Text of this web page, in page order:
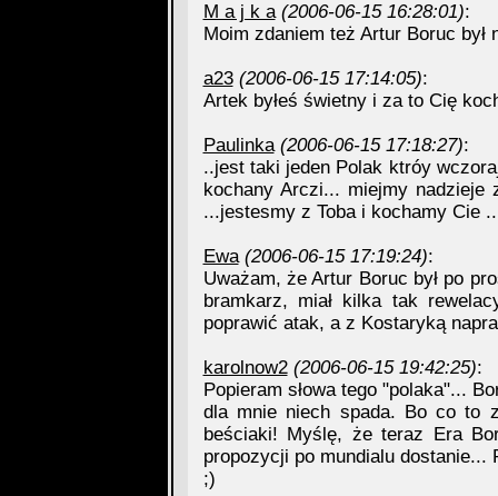
M a j k a (2006-06-15 16:28:01):
Moim zdaniem też Artur Boruc
a23 (2006-06-15 17:14:05):
Artek byłeś świetny i za to Cię
Paulinka (2006-06-15 17:18:27):
..jest taki jeden Polak ktróy
kochany Arczi... miejmy nadzieje
...jestesmy z Toba i kochamy Cie
Ewa (2006-06-15 17:19:24):
Uważam, że Artur Boruc był po
bramkarz, miał kilka tak
poprawić atak, a z Kostaryką
karolnow2 (2006-06-15 19:42:25):
Popieram słowa tego "polaka"...
dla mnie niech spada. Bo co to
beściaki! Myślę, że teraz Era
propozycji po mundialu dostanie...
;)